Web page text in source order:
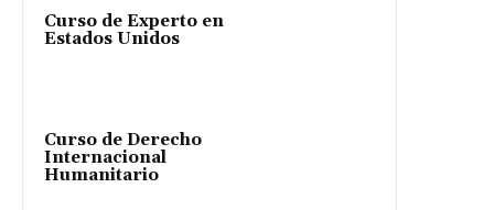
Curso de Experto en
Estados Unidos
Curso de Derecho
Internacional
Humanitario